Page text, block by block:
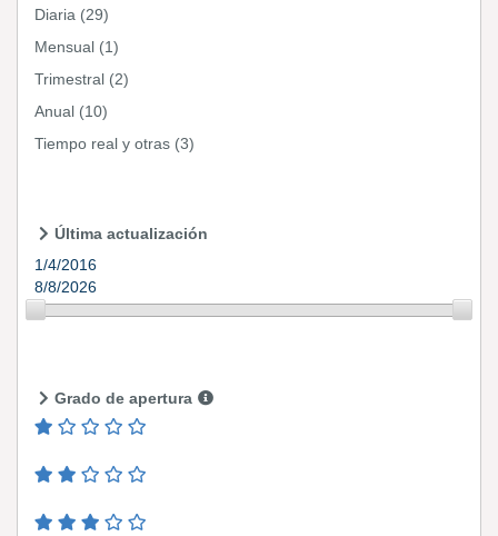
Diaria (29)
Mensual (1)
Trimestral (2)
Anual (10)
Tiempo real y otras (3)
Última actualización
1/4/2016
8/8/2026
Grado de apertura